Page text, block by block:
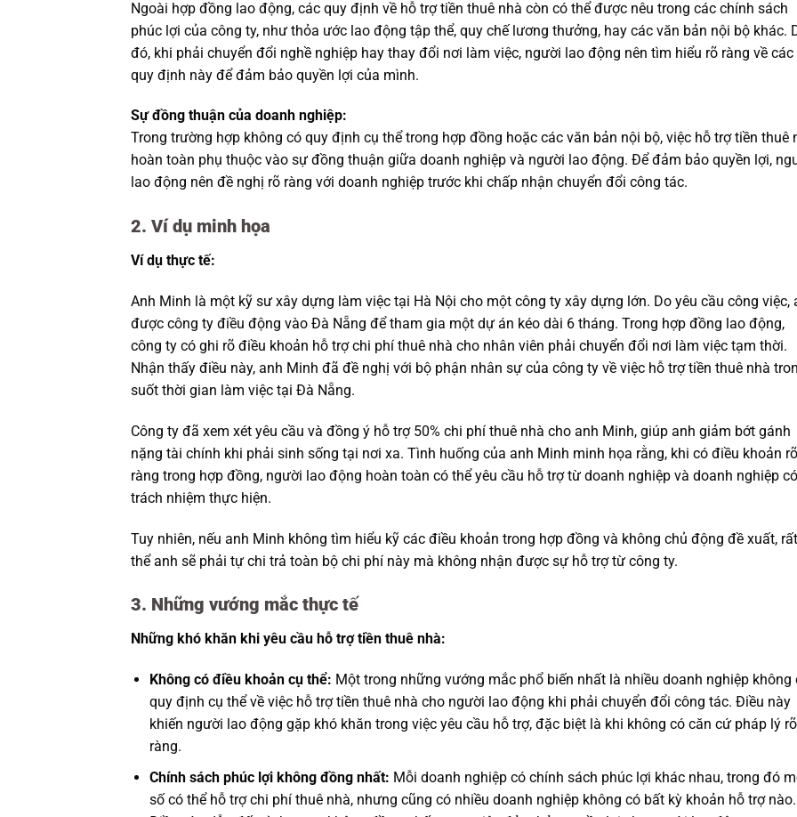
Ngoài hợp đồng lao động, các quy định về hỗ trợ tiền thuê nhà còn có thể được nêu trong các chính sách
phúc lợi của công ty, như thỏa ước lao động tập thể, quy chế lương thưởng, hay các văn bản nội bộ khác.
đó, khi phải chuyển đổi nghề nghiệp hay thay đổi nơi làm việc, người lao động nên tìm hiểu rõ ràng về các
quy định này để đảm bảo quyền lợi của mình.
Sự đồng thuận của doanh nghiệp:
Trong trường hợp không có quy định cụ thể trong hợp đồng hoặc các văn bản nội bộ, việc hỗ trợ tiền thuê
hoàn toàn phụ thuộc vào sự đồng thuận giữa doanh nghiệp và người lao động. Để đảm bảo quyền lợi,
lao động nên đề nghị rõ ràng với doanh nghiệp trước khi chấp nhận chuyển đổi công tác.
2. Ví dụ minh họa
Ví dụ thực tế:
Anh Minh là một kỹ sư xây dựng làm việc tại Hà Nội cho một công ty xây dựng lớn. Do yêu cầu công việc,
được công ty điều động vào Đà Nẵng để tham gia một dự án kéo dài 6 tháng. Trong hợp đồng lao động,
công ty có ghi rõ điều khoản hỗ trợ chi phí thuê nhà cho nhân viên phải chuyển đổi nơi làm việc tạm thời.
Nhận thấy điều này, anh Minh đã đề nghị với bộ phận nhân sự của công ty về việc hỗ trợ tiền thuê nhà
suốt thời gian làm việc tại Đà Nẵng.
Công ty đã xem xét yêu cầu và đồng ý hỗ trợ 50% chi phí thuê nhà cho anh Minh, giúp anh giảm bớt gánh
nặng tài chính khi phải sinh sống tại nơi xa. Tình huống của anh Minh minh họa rằng, khi có điều khoản rõ
ràng trong hợp đồng, người lao động hoàn toàn có thể yêu cầu hỗ trợ từ doanh nghiệp và doanh nghiệp có
trách nhiệm thực hiện.
Tuy nhiên, nếu anh Minh không tìm hiểu kỹ các điều khoản trong hợp đồng và không chủ động đề xuất,
thể anh sẽ phải tự chi trả toàn bộ chi phí này mà không nhận được sự hỗ trợ từ công ty.
3. Những vướng mắc thực tế
Những khó khăn khi yêu cầu hỗ trợ tiền thuê nhà:
Không có điều khoản cụ thể: Một trong những vướng mắc phổ biến nhất là nhiều doanh nghiệp không
quy định cụ thể về việc hỗ trợ tiền thuê nhà cho người lao động khi phải chuyển đổi công tác. Điều này
khiến người lao động gặp khó khăn trong việc yêu cầu hỗ trợ, đặc biệt là khi không có căn cứ pháp lý rõ
ràng.
Chính sách phúc lợi không đồng nhất: Mỗi doanh nghiệp có chính sách phúc lợi khác nhau, trong đó
số có thể hỗ trợ chi phí thuê nhà, nhưng cũng có nhiều doanh nghiệp không có bất kỳ khoản hỗ trợ nào.